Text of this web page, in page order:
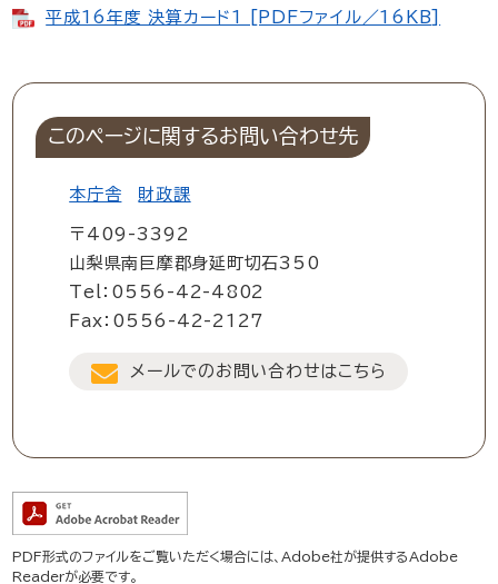
平成16年度 決算カード1 [PDFファイル／16KB]
このページに関するお問い合わせ先
本庁舎 財政課
〒409-3392
山梨県南巨摩郡身延町切石350
Tel：0556-42-4802
Fax：0556-42-2127
メールでのお問い合わせはこちら
PDF形式のファイルをご覧いただく場合には、Adobe社が提供するAdobe
Readerが必要です。